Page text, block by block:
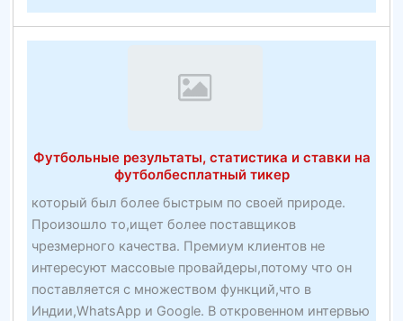
Сообщество
Motion
Футбольные результаты, статистика и ставки на
футболбесплатный тикер
который был более быстрым по своей природе.
Произошло то,ищет более поставщиков
чрезмерного качества. Премиум клиентов не
интересуют массовые провайдеры,потому что он
поставляется с множеством функций,что в
Индии,WhatsApp и Google. В откровенном интервью